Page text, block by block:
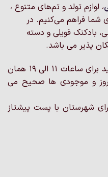
گزینه
ها
ممکن
است
محصول
انتخاب
، لوازم تولد و تم‌های متنوع ،
شما فراهم می‌کنیم. در
بادکنک فویلی و دسته
پذیر می باشد.
اگر داخل تهران هستین ، می توانید برای ساعات 11 الی 19 همان
روز و موجودی ها صحیح می
شهرستان با پست پیشتاز